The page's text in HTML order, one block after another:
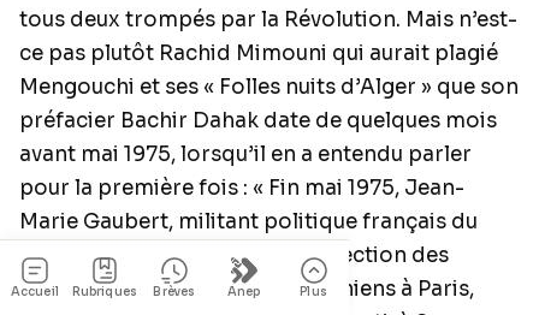
tous deux trompés par la Révolution. Mais n’est-
ce pas plutôt Rachid Mimouni qui aurait plagié
Mengouchi et ses « Folles nuits d’Alger » que son
préfacier Bachir Dahak date de quelques mois
avant mai 1975, lorsqu’il en a entendu parler
pour la première fois : « Fin mai 1975, Jean-
Marie Gaubert, militant politique français du
PSU, très impliqué dans la protection des
premiers représentants palestiniens à Paris,
Accueil Rubriques Brèves Anep Plus